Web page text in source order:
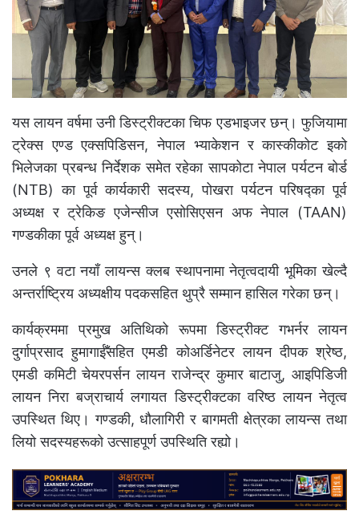
यस लायन वर्षमा उनी डिस्ट्रीक्टका चिफ एडभाइजर छन्। फुजियामा
ट्रेक्स एण्ड एक्सपिडिसन, नेपाल भ्याकेशन र कास्कीकोट इको
भिलेजका प्रबन्ध निर्देशक समेत रहेका सापकोटा नेपाल पर्यटन बोर्ड
(NTB) का पूर्व कार्यकारी सदस्य, पोखरा पर्यटन परिषद्का पूर्व
अध्यक्ष र ट्रेकिङ एजेन्सीज एसोसिएसन अफ नेपाल (TAAN)
गण्डकीका पूर्व अध्यक्ष हुन्।
उनले ९ वटा नयाँ लायन्स क्लब स्थापनामा नेतृत्वदायी भूमिका खेल्दै
अन्तर्राष्ट्रिय अध्यक्षीय पदकसहित थुप्रै सम्मान हासिल गरेका छन्।
कार्यक्रममा प्रमुख अतिथिको रूपमा डिस्ट्रीक्ट गभर्नर लायन
दुर्गाप्रसाद हुमागाईँसहित एमडी कोअर्डिनेटर लायन दीपक श्रेष्ठ,
एमडी कमिटी चेयरपर्सन लायन राजेन्द्र कुमार बाटाजु, आइपिडिजी
लायन निरा बज्राचार्य लगायत डिस्ट्रीक्टका वरिष्ठ लायन नेतृत्व
उपस्थित थिए। गण्डकी, धौलागिरी र बागमती क्षेत्रका लायन्स तथा
लियो सदस्यहरूको उत्साहपूर्ण उपस्थिति रह्यो।